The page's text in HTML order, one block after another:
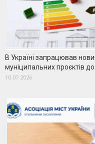
В Україні запрацював
муніципальних проєктів
10.07.2026